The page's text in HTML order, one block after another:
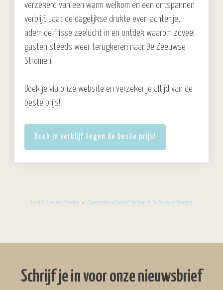
verzekerd van een warm welkom en een ontspannen
verblijf. Laat de dagelijkse drukte even achter je,
adem de frisse zeelucht in en ontdek waarom zoveel
gasten steeds weer terugkeren naar De Zeeuwse
Stromen.
Boek je via onze website en verzeker je altijd van de
beste prijs!
Boek je verblijf tegen de beste prijs!
Hotel De Zeeuwse Stromen > Overnachten in Zeeland? Welkom bij De Zeeuwse Stromen!
Schrijf je in voor onze nieuwsbrief